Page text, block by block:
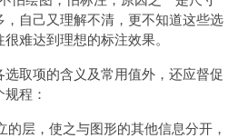
自己又理解不清，更不知道这些选
难达到理想的标注效果。
取项的含义及常用值外，还应督促
程：
层，使之与图形的其他信息分开，